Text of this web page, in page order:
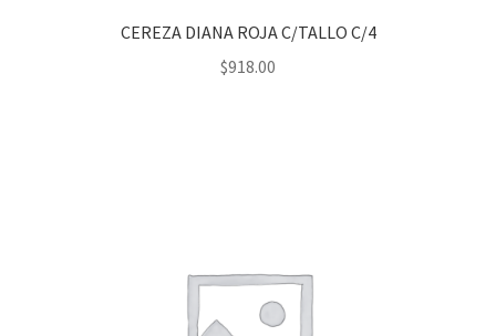
CEREZA DIANA ROJA C/TALLO C/4
$918.00